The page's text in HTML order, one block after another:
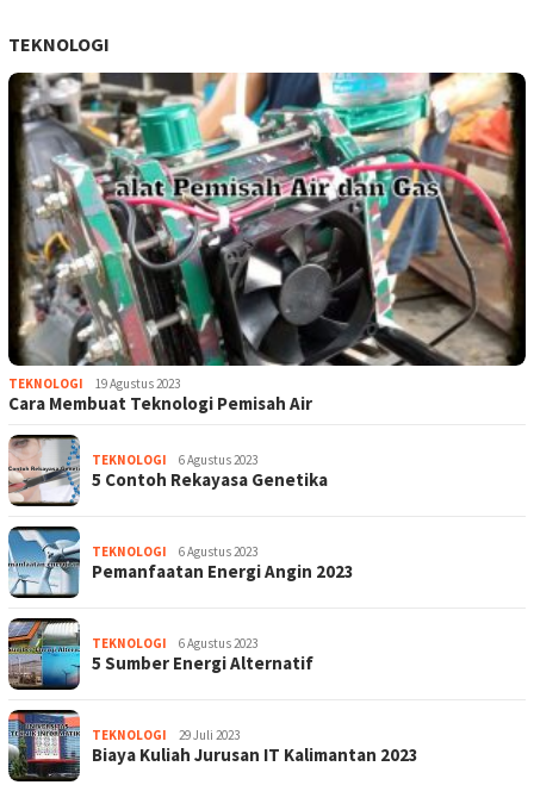
TEKNOLOGI
TEKNOLOGI 19 Agustus 2023
Cara Membuat Teknologi Pemisah Air
TEKNOLOGI 6 Agustus 2023
5 Contoh Rekayasa Genetika
TEKNOLOGI 6 Agustus 2023
Pemanfaatan Energi Angin 2023
TEKNOLOGI 6 Agustus 2023
5 Sumber Energi Alternatif
TEKNOLOGI 29 Juli 2023
Biaya Kuliah Jurusan IT Kalimantan 2023